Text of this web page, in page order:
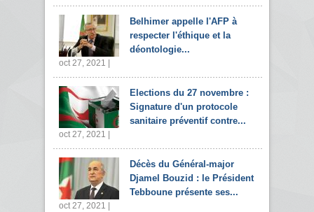
Belhimer appelle l'AFP à
respecter l'éthique et la
déontologie...
oct 27, 2021 |
Elections du 27 novembre :
Signature d'un protocole
sanitaire préventif contre...
oct 27, 2021 |
Décès du Général-major
Djamel Bouzid : le Président
Tebboune présente ses...
oct 27, 2021 |